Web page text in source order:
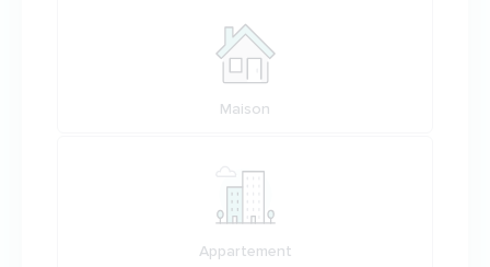
Maison
Appartement